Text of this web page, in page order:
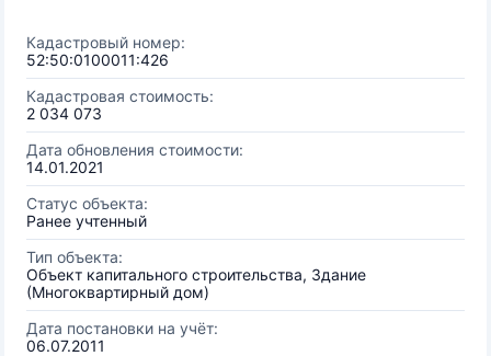
Кадастровый номер:
52:50:0100011:426
Кадастровая стоимость:
2 034 073
Дата обновления стоимости:
14.01.2021
Статус объекта:
Ранее учтенный
Тип объекта:
Объект капитального строительства, Здание
(Многоквартирный дом)
Дата постановки на учёт:
06.07.2011